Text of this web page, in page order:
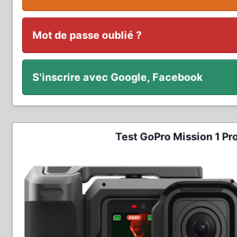
Mot de passe oublié ?
S'inscrire avec Google, Facebook
Test GoPro Mission 1